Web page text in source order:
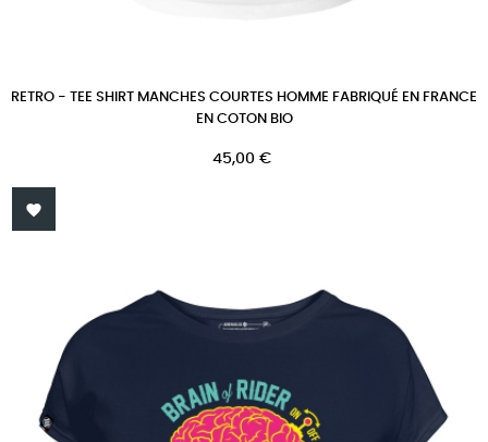
RETRO - TEE SHIRT MANCHES COURTES HOMME FABRIQUÉ EN FRANCE
EN COTON BIO
Prix
45,00 €
